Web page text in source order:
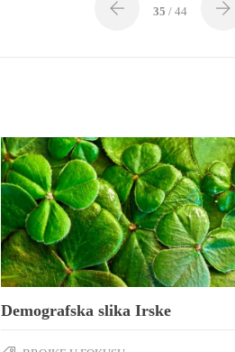
35 / 44
Demografska slika Irske